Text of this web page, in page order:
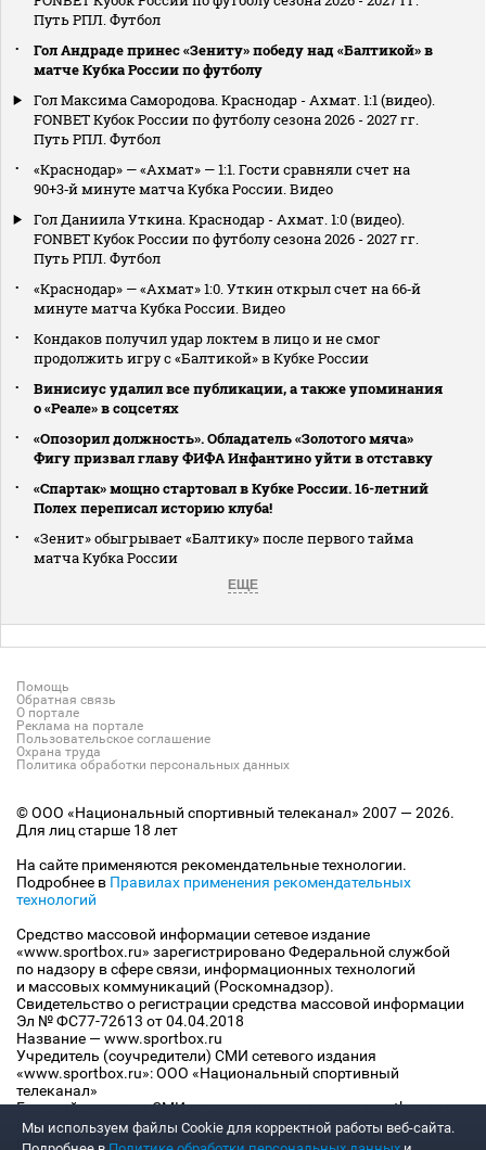
Путь РПЛ. Футбол
Гол Андраде принес «Зениту» победу над «Балтикой» в
матче Кубка России по футболу
Гол Максима Самородова. Краснодар - Ахмат. 1:1 (видео).
FONBET Кубок России по футболу сезона 2026 - 2027 гг.
Путь РПЛ. Футбол
«Краснодар» — «Ахмат» — 1:1. Гости сравняли счет на
90+3‑й минуте матча Кубка России. Видео
Гол Даниила Уткина. Краснодар - Ахмат. 1:0 (видео).
FONBET Кубок России по футболу сезона 2026 - 2027 гг.
Путь РПЛ. Футбол
«Краснодар» — «Ахмат» 1:0. Уткин открыл счет на 66‑й
минуте матча Кубка России. Видео
Кондаков получил удар локтем в лицо и не смог
продолжить игру с «Балтикой» в Кубке России
Винисиус удалил все публикации, а также упоминания
о «Реале» в соцсетях
«Опозорил должность». Обладатель «Золотого мяча»
Фигу призвал главу ФИФА Инфантино уйти в отставку
«Спартак» мощно стартовал в Кубке России. 16-летний
Полех переписал историю клуба!
«Зенит» обыгрывает «Балтику» после первого тайма
матча Кубка России
ЕЩЕ
Помощь
Обратная связь
О портале
Реклама на портале
Пользовательское соглашение
Охрана труда
Политика обработки персональных данных
© ООО «Национальный спортивный телеканал» 2007 — 2026.
Для лиц старше 18 лет
На сайте применяются рекомендательные технологии.
Подробнее в Правилах применения рекомендательных
технологий
Средство массовой информации сетевое издание
«www.sportbox.ru» зарегистрировано Федеральной службой
по надзору в сфере связи, информационных технологий
и массовых коммуникаций (Роскомнадзор).
Свидетельство о регистрации средства массовой информации
Эл № ФС77-72613 от 04.04.2018
Название — www.sportbox.ru
Учредитель (соучредители) СМИ сетевого издания
«www.sportbox.ru»: ООО «Национальный спортивный
телеканал»
Главный редактор СМИ сетевого издания «www.sportbox.ru»:
Конов В.А.
Номер телефона редакции СМИ сетевого издания
Мы используем файлы Сookie для корректной работы веб-сайта.